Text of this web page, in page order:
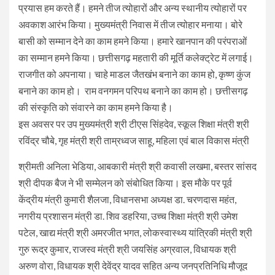
प्रयास हम करते हैं। हमने तीज त्योहारों और अन्य स्थानीय त्योहारों पर
अवकाश आरंभ किया। मुख्यमंत्री निवास में तीज त्योहार मनाया। बोरे
बासी को सम्मान देने का काम हमने किया। हमारे खानपान की परंपराओं
का सम्मान हमने किया। छत्तीसगढ़ महतारी की मूर्ति कलेक्ट्रेट में लगाई।
राजगीत को अपनाया। चाहे माडल जैतखंभ बनाने का काम हो, कृष्ण कुंज
बनाने का काम हो। राम वनगमन परिपथ बनाने का काम हो। छत्तीसगढ़
की संस्कृति को संवारने का काम हमने किया है।
इस अवसर पर उप मुख्यमंत्री श्री टीएस सिंहदेव, स्कूल शिक्षा मंत्री श्री
रविंद्र चौबे, गृह मंत्री श्री ताम्रध्वज साहू, महिला एवं बाल विकास मंत्री
श्रीमती अनिला भेडिया, आबकारी मंत्री श्री कवासी लखमा, बस्तर सांसद
श्री दीपक बैज ने भी सम्मेलन को संबोधित किया। इस मौके पर पूर्व
केंद्रीय मंत्री कुमारी शैलजा, विधानसभा अध्यक्ष डा. चरणदास महंत,
नगरीय प्रशासन मंत्री डा. शिव डहरिया, उच्च शिक्षा मंत्री श्री उमेश
पटेल, खाद्य मंत्री श्री अमरजीत भगत, लोकस्वास्थ्य यांत्रिकी मंत्री श्री
गुरु रूद्र कुमार, राजस्व मंत्री श्री जयसिंह अग्रवाल, विधायक श्री
अरुण वोरा, विधायक श्री देवेंद्र यादव सहित अन्य जनप्रतिनिधि मौजूद